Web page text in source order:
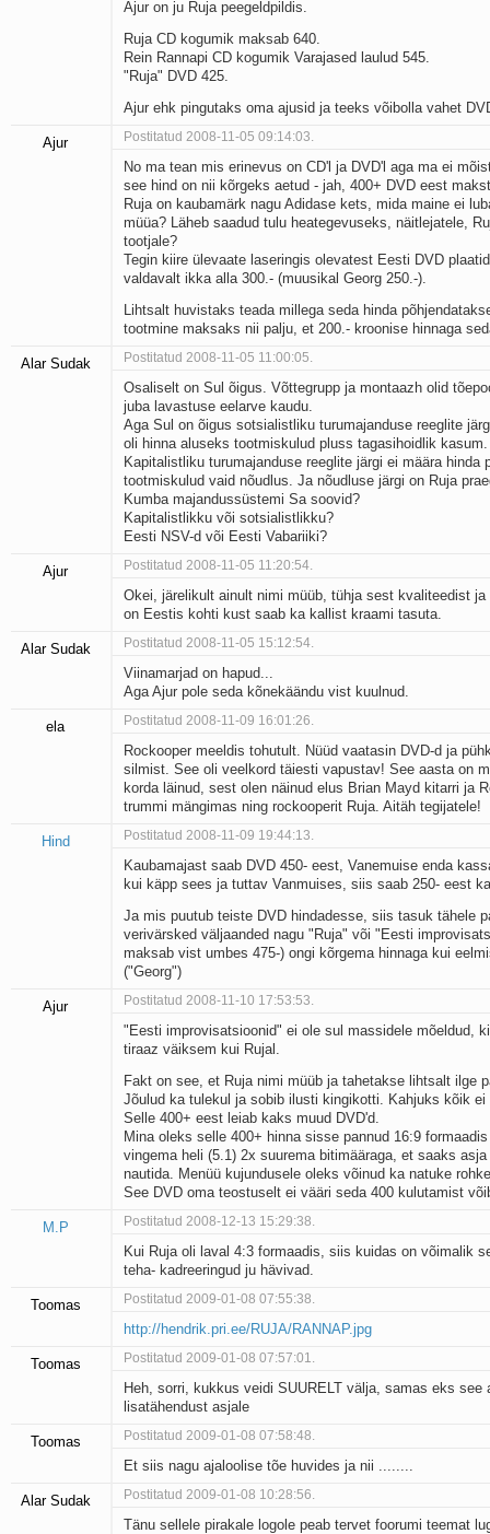
Ajur on ju Ruja peegeldpildis.
Ruja CD kogumik maksab 640.
Rein Rannapi CD kogumik Varajased laulud 545.
"Ruja" DVD 425.
Ajur ehk pingutaks oma ajusid ja teeks võibolla vahet
Ajur Postitatud 2008-11-05 09:14:03.
No ma tean mis erinevus on CD'l ja DVD'l aga ma ei
see hind on nii kõrgeks aetud - jah, 400+ DVD eest
Ruja on kaubamärk nagu Adidase kets, mida maine ei
müüa? Läheb saadud tulu heategevuseks, näitlejatele,
tootjale?
Tegin kiire ülevaate laseringis olevatest Eesti DVD
valdavalt ikka alla 300.- (muusikal Georg 250.-).
Lihtsalt huvistaks teada millega seda hinda
tootmine maksaks nii palju, et 200.- kroonise hinnaga
Alar Sudak Postitatud 2008-11-05 11:00:05.
Osaliselt on Sul õigus. Võttegrupp ja montaazh olid
juba lavastuse eelarve kaudu.
Aga Sul on õigus sotsialistliku turumajanduse reeglite
oli hinna aluseks tootmiskulud pluss tagasihoidlik kasum.
Kapitalistliku turumajanduse reeglite järgi ei määra hinda
tootmiskulud vaid nõudlus. Ja nõudluse järgi on Ruja
Kumba majandussüstemi Sa soovid?
Kapitalistlikku või sotsialistlikku?
Eesti NSV-d või Eesti Vabariiki?
Ajur Postitatud 2008-11-05 11:20:54.
Okei, järelikult ainult nimi müüb, tühja sest kvaliteedist
on Eestis kohti kust saab ka kallist kraami tasuta.
Alar Sudak Postitatud 2008-11-05 15:12:54.
Viinamarjad on hapud...
Aga Ajur pole seda kõnekäändu vist kuulnud.
ela Postitatud 2008-11-09 16:01:26.
Rockooper meeldis tohutult. Nüüd vaatasin DVD-d ja
silmist. See oli veelkord täiesti vapustav! See aasta on
korda läinud, sest olen näinud elus Brian Mayd kitarri ja
trummi mängimas ning rockooperit Ruja. Aitäh tegijatele!
Hind Postitatud 2008-11-09 19:44:13.
Kaubamajast saab DVD 450- eest, Vanemuise enda
kui käpp sees ja tuttav Vanmuises, siis saab 250- eest
Ja mis puutub teiste DVD hindadesse, siis tasuk tähele
verivärsked väljaanded nagu "Ruja" või "Eesti
maksab vist umbes 475-) ongi kõrgema hinnaga kui
("Georg")
Ajur Postitatud 2008-11-10 17:53:53.
"Eesti improvisatsioonid" ei ole sul massidele mõeldud,
tiraaz väiksem kui Rujal.
Fakt on see, et Ruja nimi müüb ja tahetakse lihtsalt ilge
Jõulud ka tulekul ja sobib ilusti kingikotti. Kahjuks kõik ei
Selle 400+ eest leiab kaks muud DVD'd.
Mina oleks selle 400+ hinna sisse pannud 16:9
vingema heli (5.1) 2x suurema bitimääraga, et saaks
nautida. Menüü kujundusele oleks võinud ka natuke
See DVD oma teostuselt ei vääri seda 400 kulutamist
M.P Postitatud 2008-12-13 15:29:38.
Kui Ruja oli laval 4:3 formaadis, siis kuidas on võimalik
teha- kadreeringud ju hävivad.
Toomas Postitatud 2009-01-08 07:55:38.
http://hendrik.pri.ee/RUJA/RANNAP.jpg
Toomas Postitatud 2009-01-08 07:57:01.
Heh, sorri, kukkus veidi SUURELT välja, samas eks see
lisatähendust asjale
Toomas Postitatud 2009-01-08 07:58:48.
Et siis nagu ajaloolise tõe huvides ja nii ........
Alar Sudak Postitatud 2009-01-08 10:28:56.
Tänu sellele pirakale logole peab tervet foorumi teemat